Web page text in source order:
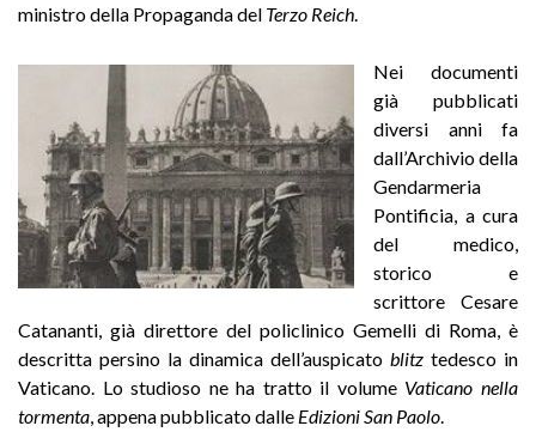
ministro della Propaganda del Terzo Reich
Nei documenti
già pubblicati
diversi anni fa
dall’Archivio della
Gendarmeria
Pontificia, a cura
del medico,
storico e
scrittore Cesare
Catananti, già direttore del policlinico Gemelli di Roma, è
descritta persino la dinamica dell’auspicato blitz tedesco in
Vaticano. Lo studioso ne ha tratto il volume Vaticano nella
tormenta , appena pubblicato dalle Edizioni San Paolo